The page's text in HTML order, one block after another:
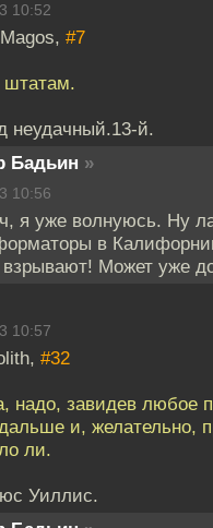
10:52
#7
штатам.
неудачный.13-й.
Бадьин »
10:56
я уже волнуюсь. Ну
в
взрывают! Может уже
10:57
#32
надо, завидев любое
и, желательно,
ли.
Уиллис.